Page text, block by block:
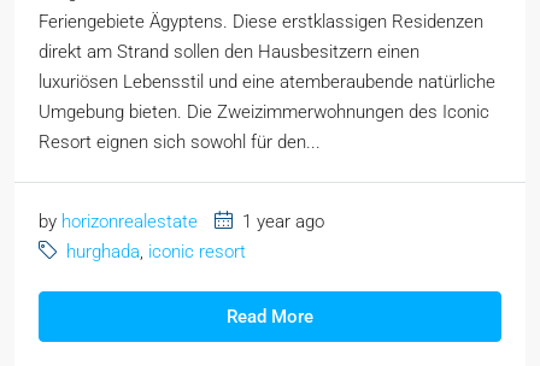
Feriengebiete Ägyptens. Diese erstklassigen Residenzen
direkt am Strand sollen den Hausbesitzern einen
luxuriösen Lebensstil und eine atemberaubende natürliche
Umgebung bieten. Die Zweizimmerwohnungen des Iconic
Resort eignen sich sowohl für den...
by horizonrealestate
1 year ago
hurghada iconic resort
Read More